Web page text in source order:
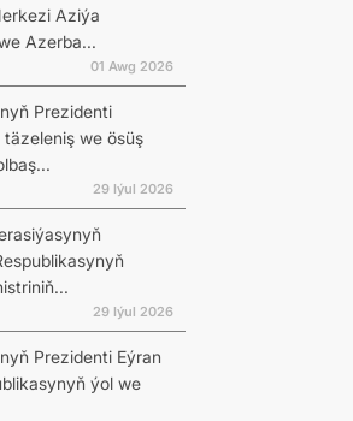
Aziýa
Azerba...
01 Awg 2026
Prezidenti
we ösüş
29 Iýul 2026
29 Iýul 2026
Prezidenti Eýran
ýol we